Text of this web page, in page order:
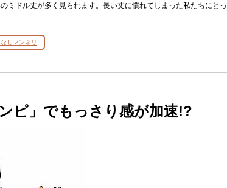
ミドル丈が多く見られます。長い丈に慣れてしまった私たちにとっ
しマンネリ
ピ」でもっさり感が加速!?